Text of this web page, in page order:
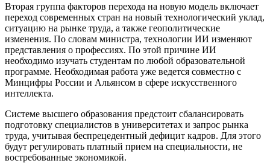
Вторая группа факторов перехода на новую модель включает
переход современных стран на новый технологический уклад,
ситуацию на рынке труда, а также геополитические
изменения. По словам министра, технологии ИИ изменяют
представления о профессиях. По этой причине ИИ
необходимо изучать студентам по любой образовательной
программе. Необходимая работа уже ведется совместно с
Минцифры России и Альянсом в сфере искусственного
интеллекта.
Системе высшего образования предстоит сбалансировать
подготовку специалистов в университетах и запрос рынка
труда, учитывая беспрецедентный дефицит кадров. Для этого
будут регулировать платный прием на специальности, не
востребованные экономикой.